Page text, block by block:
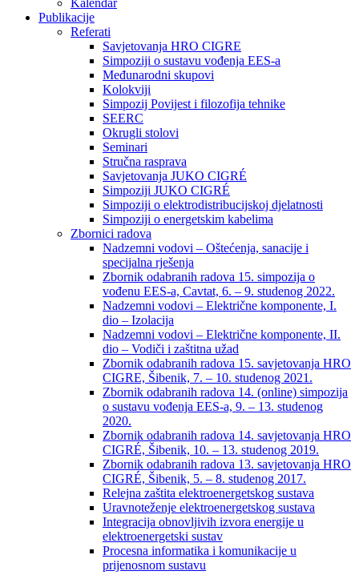
Kalendar
Publikacije
Referati
Savjetovanja HRO CIGRE
Simpoziji o sustavu vođenja EES-a
Međunarodni skupovi
Kolokviji​
Simpozij Povijest i filozofija tehnike
SEERC
Okrugli stolovi
Seminari​
Stručna rasprava​
Savjetovanja JUKO CIGRÉ
Simpoziji JUKO CIGRÉ
Simpoziji o elektrodistribucijskoj djelatnosti
Simpoziji o energetskim kabelima
Zbornici radova
Nadzemni vodovi – Oštećenja, sanacije i
specijalna rješenja
Zbornik odabranih radova 15. simpozija o
vođenu EES-a, Cavtat, 6. – 9. studenog 2022.
Nadzemni vodovi – Električne komponente, I.
dio – Izolacija
Nadzemni vodovi – Električne komponente, II.
dio – Vodiči i zaštitna užad
Zbornik odabranih radova 15. savjetovanja HRO
CIGRE, Šibenik, 7. – 10. studenog 2021.
Zbornik odabranih radova 14. (online) simpozija
o sustavu vođenja EES-a, 9. – 13. studenog
2020.
Zbornik odabranih radova 14. savjetovanja HRO
CIGRÉ, Šibenik, 10. – 13. studenog 2019.
Zbornik odabranih radova 13. savjetovanja HRO
CIGRÉ, Šibenik, 5. – 8. studenog 2017.
Relejna zaštita elektroenergetskog sustava
Uravnoteženje elektroenergetskog sustava
Integracija obnovljivih izvora energije u
elektroenergetski sustav
Procesna informatika i komunikacije u
prijenosnom sustavu